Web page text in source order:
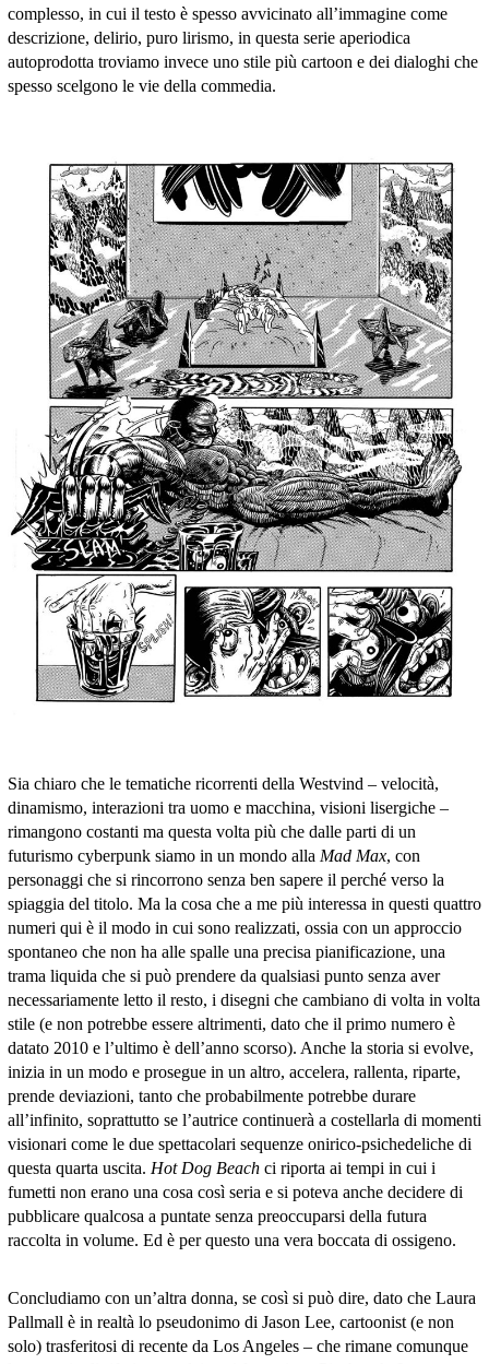
complesso, in cui il testo è spesso avvicinato all’immagine come
descrizione, delirio, puro lirismo, in questa serie aperiodica
autoprodotta troviamo invece uno stile più cartoon e dei dialoghi che
spesso scelgono le vie della commedia.
Sia chiaro che le tematiche ricorrenti della Westvind – velocità,
dinamismo, interazioni tra uomo e macchina, visioni lisergiche –
rimangono costanti ma questa volta più che dalle parti di un
futurismo cyberpunk siamo in un mondo alla Mad Max, con
personaggi che si rincorrono senza ben sapere il perché verso la
spiaggia del titolo. Ma la cosa che a me più interessa in questi quattro
numeri qui è il modo in cui sono realizzati, ossia con un approccio
spontaneo che non ha alle spalle una precisa pianificazione, una
trama liquida che si può prendere da qualsiasi punto senza aver
necessariamente letto il resto, i disegni che cambiano di volta in volta
stile (e non potrebbe essere altrimenti, dato che il primo numero è
datato 2010 e l’ultimo è dell’anno scorso). Anche la storia si evolve,
inizia in un modo e prosegue in un altro, accelera, rallenta, riparte,
prende deviazioni, tanto che probabilmente potrebbe durare
all’infinito, soprattutto se l’autrice continuerà a costellarla di momenti
visionari come le due spettacolari sequenze onirico-psichedeliche di
questa quarta uscita. Hot Dog Beachci riporta ai tempi in cui i
fumetti non erano una cosa così seria e si poteva anche decidere di
pubblicare qualcosa a puntate senza preoccuparsi della futura
raccolta in volume. Ed è per questo una vera boccata di ossigeno.
Concludiamo con un’altra donna, se così si può dire, dato che Laura
Pallmall è in realtà lo pseudonimo di Jason Lee, cartoonist (e non
solo) trasferitosi di recente da Los Angeles – che rimane comunque